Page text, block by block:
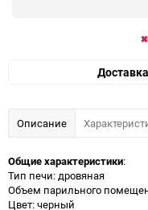
Описание
Общие характеристики:
Тип печи: дровяная
Объем парильного
Цвет: черный